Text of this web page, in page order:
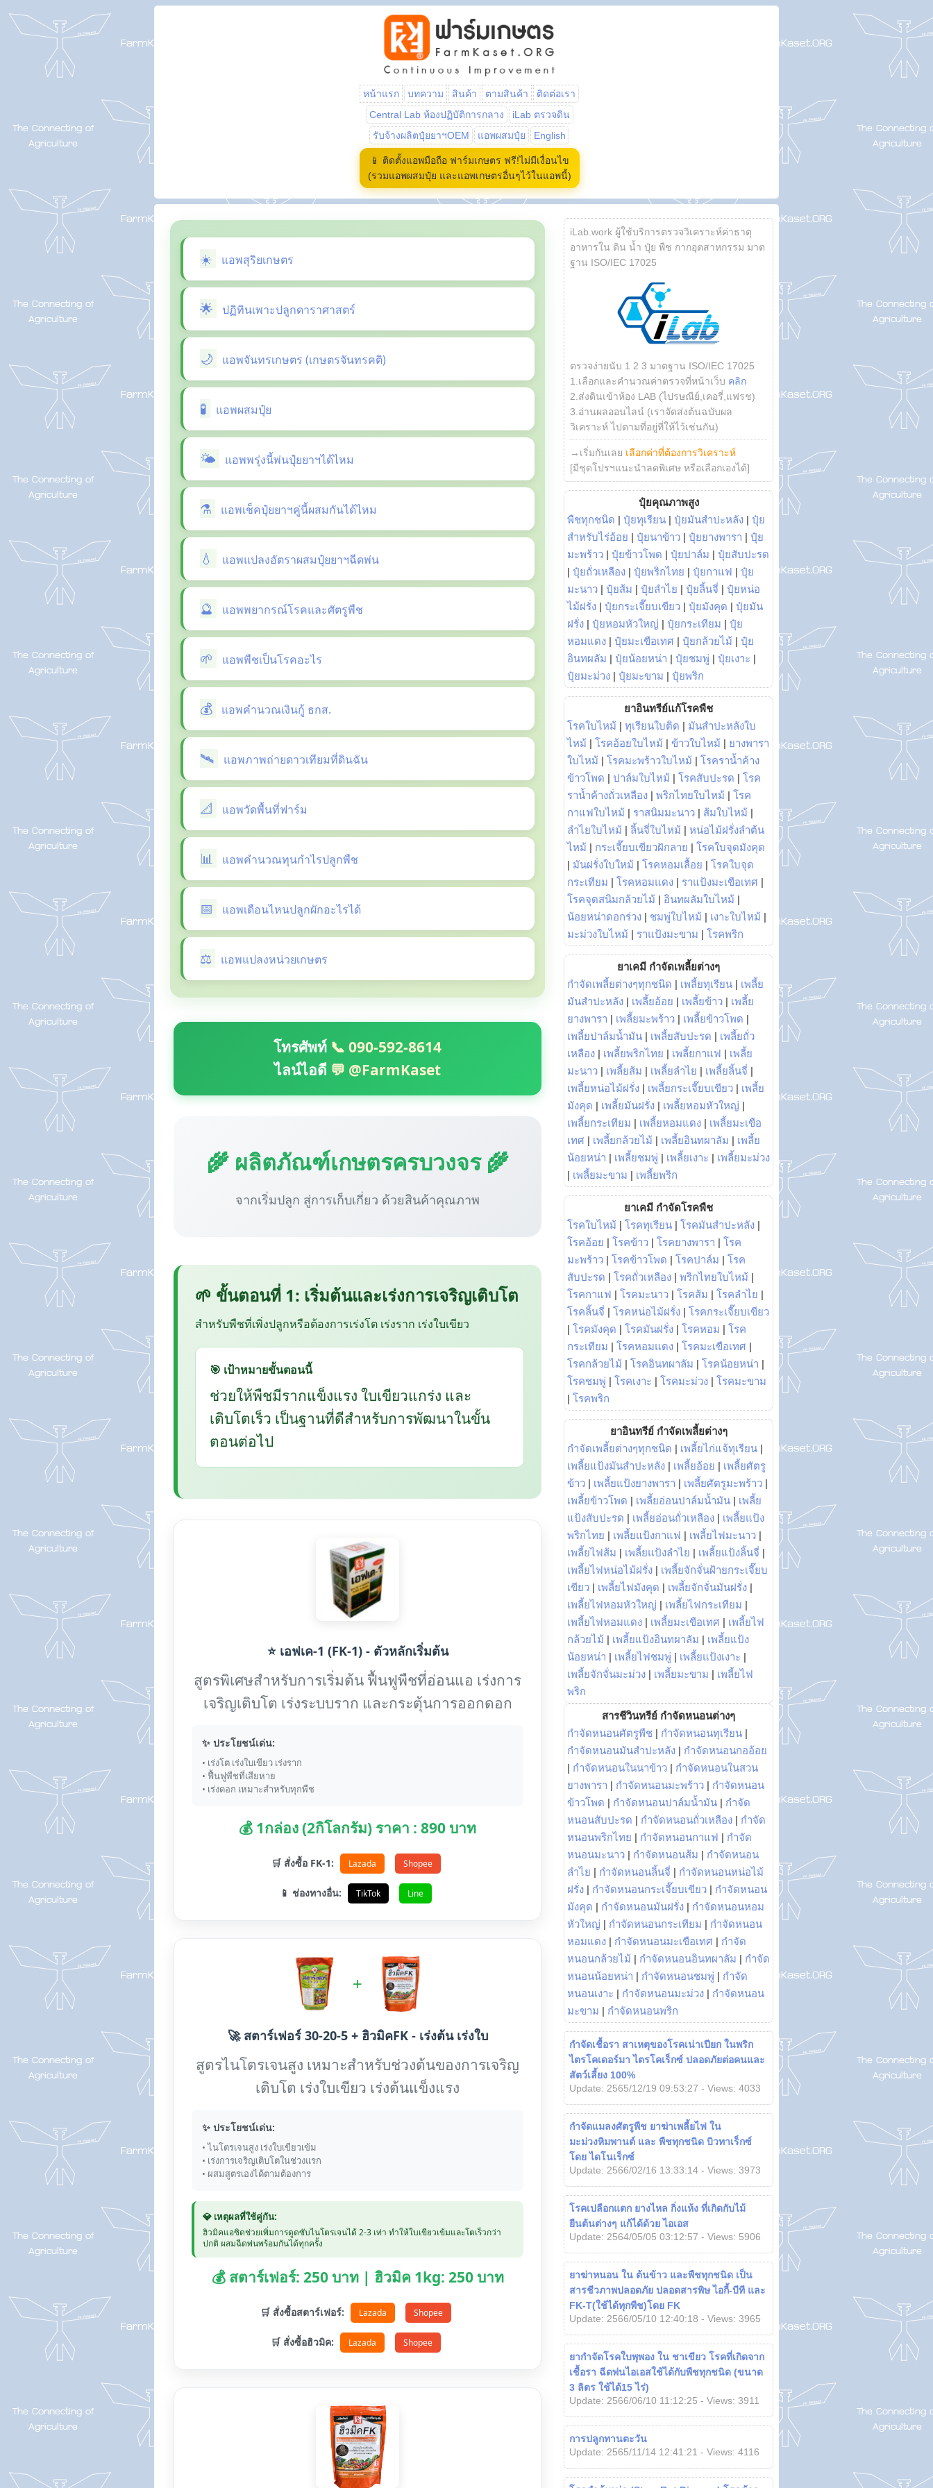
หน้าแรก บทความ สินค้า ตามสินค้า
ติดต่อเรา
Central Lab ห้องปฏิบัติการกลาง
iLab ตรวจดิน
รับจ้างผลิตปุ๋ยยาฯOEM
แอพผสมปุ๋ย English
📱 ติดตั้งแอพมือถือ ฟาร์มเกษตร ฟรี!ไม่มีเงื่อนไข
(รวมแอพผสมปุ๋ย และแอพเกษตรอื่นๆไว้ในแอพนี้)
แอพสุริยเกษตร
ปฏิทินเพาะปลูกดาราศาสตร์
แอพจันทรเกษตร (เกษตรจันทรคติ)
แอพผสมปุ๋ย
แอพพรุ่งนี้พ่นปุ๋ยยาฯได้ไหม
แอพเช็คปุ๋ยยาฯคู่นี้ผสมกันได้ไหม
แอพแปลงอัตราผสมปุ๋ยยาฯฉีดพ่น
แอพพยากรณ์โรคและศัตรูพืช
แอพพืชเป็นโรคอะไร
แอพคำนวณเงินกู้ ธกส.
แอพภาพถ่ายดาวเทียมที่ดินฉัน
แอพวัดพื้นที่ฟาร์ม
แอพคำนวณทุนกำไรปลูกพืช
แอพเดือนไหนปลูกผักอะไรได้
แอพแปลงหน่วยเกษตร
โทรศัพท์ 📞 090-592-8614
ไลน์ไอดี 💬 @FarmKaset
🌾 ผลิตภัณฑ์เกษตรครบวงจร 🌾
จากเริ่มปลูก สู่การเก็บเกี่ยว ด้วยสินค้าคุณภาพ
🌱 ขั้นตอนที่ 1: เริ่มต้นและเร่งการเจริญเติบโต
สำหรับพืชที่เพิ่งปลูกหรือต้องการเร่งโต เร่งราก เร่งใบเขียว
🎯 เป้าหมายขั้นตอนนี้
ช่วยให้พืชมีรากแข็งแรง ใบเขียวแกร่ง และ
เติบโตเร็ว เป็นฐานที่ดีสำหรับการพัฒนาในขั้น
ตอนต่อไป
⭐ เอฟเค-1 (FK-1) - ตัวหลักเริ่มต้น
สูตรพิเศษสำหรับการเริ่มต้น ฟื้นฟูพืชที่อ่อนแอ เร่งการ
เจริญเติบโต เร่งระบบราก และกระตุ้นการออกดอก
✨ ประโยชน์เด่น:
• เร่งโต เร่งใบเขียว เร่งราก
• ฟื้นฟูพืชที่เสียหาย
• เร่งดอก เหมาะสำหรับทุกพืช
💰 1กล่อง (2กิโลกรัม) ราคา : 890 บาท
🛒 สั่งซื้อ FK-1: Lazada Shopee
📱 ช่องทางอื่น: TikTok Line
+
🚀 สตาร์เฟอร์ 30-20-5 + ฮิวมิคFK - เร่งต้น เร่งใบ
สูตรไนโตรเจนสูง เหมาะสำหรับช่วงต้นของการเจริญ
เติบโต เร่งใบเขียว เร่งต้นแข็งแรง
✨ ประโยชน์เด่น:
• ไนโตรเจนสูง เร่งใบเขียวเข้ม
• เร่งการเจริญเติบโตในช่วงแรก
• ผสมสูตรเองได้ตามต้องการ
💎 เหตุผลที่ใช้คู่กัน:
ฮิวมิคแอซิดช่วยเพิ่มการดูดซับไนโตรเจนได้ 2-3 เท่า ทำให้ใบเขียวเข้มและโตเร็วกว่า
ปกติ ผสมฉีดพ่นพร้อมกันได้ทุกครั้ง
💰 สตาร์เฟอร์: 250 บาท | ฮิวมิค 1kg: 250 บาท
🛒 สั่งซื้อสตาร์เฟอร์: Lazada Shopee
🛒 สั่งซื้อฮิวมิค: Lazada Shopee
iLab.work ผู้ใช้บริการตรวจวิเคราะห์ค่าธาตุ
อาหารใน ดิน น้ำ ปุ๋ย พืช กากอุตสาหกรรม มาต
ฐาน ISO/IEC 17025
ตรวจง่ายนับ 1 2 3 มาตฐาน ISO/IEC 17025
1.เลือกและคำนวณค่าตรวจที่หน้าเว็บ คลิก
2.ส่งดินเข้าห้อง LAB (ไปรษณีย์,เคอรี่,แฟรช)
3.อ่านผลออนไลน์ (เราจัดส่งต้นฉบับผล
วิเคราะห์ ไปตามที่อยู่ที่ให้ไว้เช่นกัน)
→เริ่มกันเลย เลือกค่าที่ต้องการวิเคราะห์
[มีชุดโปรฯแนะนำลดพิเศษ หรือเลือกเองได้]
ปุ๋ยคุณภาพสูง
พืชทุกชนิด | ปุ๋ยทุเรียน | ปุ๋ยมันสำปะหลัง | ปุ๋ย
สำหรับไร่อ้อย | ปุ๋ยนาข้าว | ปุ๋ยยางพารา | ปุ๋ย
มะพร้าว | ปุ๋ยข้าวโพด | ปุ๋ยปาล์ม | ปุ๋ยสับปะรด
| ปุ๋ยถั่วเหลือง | ปุ๋ยพริกไทย | ปุ๋ยกาแฟ | ปุ๋ย
มะนาว | ปุ๋ยส้ม | ปุ๋ยลำไย | ปุ๋ยลิ้นจี่ | ปุ๋ยหน่อ
ไม้ฝรั่ง | ปุ๋ยกระเจี๊ยบเขียว | ปุ๋ยมังคุด | ปุ๋ยมัน
ฝรั่ง | ปุ๋ยหอมหัวใหญ่ | ปุ๋ยกระเทียม | ปุ๋ย
หอมแดง | ปุ๋ยมะเขือเทศ | ปุ๋ยกล้วยไม้ | ปุ๋ย
อินทผลัม | ปุ๋ยน้อยหน่า | ปุ๋ยชมพู่ | ปุ๋ยเงาะ |
ปุ๋ยมะม่วง | ปุ๋ยมะขาม | ปุ๋ยพริก
ยาอินทรีย์แก้โรคพืช
โรคใบไหม้ | ทุเรียนใบติด | มันสำปะหลังใบ
ไหม้ | โรคอ้อยใบไหม้ | ข้าวใบไหม้ | ยางพารา
ใบไหม้ | โรคมะพร้าวใบไหม้ | โรคราน้ำค้าง
ข้าวโพด | ปาล์มใบไหม้ | โรคสับปะรด | โรค
ราน้ำค้างถั่วเหลือง | พริกไทยใบไหม้ | โรค
กาแฟใบไหม้ | ราสนิมมะนาว | ส้มใบไหม้ |
ลำไยใบไหม้ | ลิ้นจี่ใบไหม้ | หน่อไม้ฝรั่งลำต้น
ไหม้ | กระเจี๊ยบเขียวฝักลาย | โรคใบจุดมังคุด
| มันฝรั่งใบใหม้ | โรคหอมเลื้อย | โรคใบจุด
กระเทียม | โรคหอมแดง | ราแป้งมะเขือเทศ |
โรคจุดสนิมกล้วยไม้ | อินทผลัมใบไหม้ |
น้อยหน่าดอกร่วง | ชมพู่ใบไหม้ | เงาะใบไหม้ |
มะม่วงใบไหม้ | ราแป้งมะขาม | โรคพริก
ยาเคมี กำจัดเพลี้ยต่างๆ
กำจัดเพลี้ยต่างๆทุกชนิด | เพลี้ยทุเรียน | เพลี้ย
มันสำปะหลัง | เพลี้ยอ้อย | เพลี้ยข้าว | เพลี้ย
ยางพารา | เพลี้ยมะพร้าว | เพลี้ยข้าวโพด |
เพลี้ยปาล์มน้ำมัน | เพลี้ยสับปะรด | เพลี้ยถั่ว
เหลือง | เพลี้ยพริกไทย | เพลี้ยกาแฟ | เพลี้ย
มะนาว | เพลี้ยส้ม | เพลี้ยลำไย | เพลี้ยลิ้นจี่ |
เพลี้ยหน่อไม้ฝรั่ง | เพลี้ยกระเจี๊ยบเขียว | เพลี้ย
มังคุด | เพลี้ยมันฝรั่ง | เพลี้ยหอมหัวใหญ่ |
เพลี้ยกระเทียม | เพลี้ยหอมแดง | เพลี้ยมะเขือ
เทศ | เพลี้ยกล้วยไม้ | เพลี้ยอินทผาลัม | เพลี้ย
น้อยหน่า | เพลี้ยชมพู่ | เพลี้ยเงาะ | เพลี้ยมะม่วง
| เพลี้ยมะขาม | เพลี้ยพริก
ยาเคมี กำจัดโรคพืช
โรคใบไหม้ | โรคทุเรียน | โรคมันสำปะหลัง |
โรคอ้อย | โรคข้าว | โรคยางพารา | โรค
มะพร้าว | โรคข้าวโพด | โรคปาล์ม | โรค
สับปะรด | โรคถั่วเหลือง | พริกไทยใบไหม้ |
โรคกาแฟ | โรคมะนาว | โรคส้ม | โรคลำไย |
โรคลิ้นจี่ | โรคหน่อไม้ฝรั่ง | โรคกระเจี๊ยบเขียว
| โรคมังคุด | โรคมันฝรั่ง | โรคหอม | โรค
กระเทียม | โรคหอมแดง | โรคมะเขือเทศ |
โรคกล้วยไม้ | โรคอินทผาลัม | โรคน้อยหน่า |
โรคชมพู่ | โรคเงาะ | โรคมะม่วง | โรคมะขาม
| โรคพริก
ยาอินทรีย์ กำจัดเพลี้ยต่างๆ
กำจัดเพลี้ยต่างๆทุกชนิด | เพลี้ยไก่แจ้ทุเรียน |
เพลี้ยแป้งมันสำปะหลัง | เพลี้ยอ้อย | เพลี้ยศัตรู
ข้าว | เพลี้ยแป้งยางพารา | เพลี้ยศัตรูมะพร้าว |
เพลี้ยข้าวโพด | เพลี้ยอ่อนปาล์มน้ำมัน | เพลี้ย
แป้งสับปะรด | เพลี้ยอ่อนถั่วเหลือง | เพลี้ยแป้ง
พริกไทย | เพลี้ยแป้งกาแฟ | เพลี้ยไฟมะนาว |
เพลี้ยไฟส้ม | เพลี้ยแป้งลำไย | เพลี้ยแป้งลิ้นจี่ |
เพลี้ยไฟหน่อไม้ฝรั่ง | เพลี้ยจักจั่นฝ้ายกระเจี๊ยบ
เขียว | เพลี้ยไฟมังคุด | เพลี้ยจักจั่นมันฝรั่ง |
เพลี้ยไฟหอมหัวใหญ่ | เพลี้ยไฟกระเทียม |
เพลี้ยไฟหอมแดง | เพลี้ยมะเขือเทศ | เพลี้ยไฟ
กล้วยไม้ | เพลี้ยแป้งอินทผาลัม | เพลี้ยแป้ง
น้อยหน่า | เพลี้ยไฟชมพู่ | เพลี้ยแป้งเงาะ |
เพลี้ยจักจั่นมะม่วง | เพลี้ยมะขาม | เพลี้ยไฟ
พริก
สารชีวินทรีย์ กำจัดหนอนต่างๆ
กำจัดหนอนศัตรูพืช | กำจัดหนอนทุเรียน |
กำจัดหนอนมันสำปะหลัง | กำจัดหนอนกออ้อย
| กำจัดหนอนในนาข้าว | กำจัดหนอนในสวน
ยางพารา | กำจัดหนอนมะพร้าว | กำจัดหนอน
ข้าวโพด | กำจัดหนอนปาล์มน้ำมัน | กำจัด
หนอนสับปะรด | กำจัดหนอนถั่วเหลือง | กำจัด
หนอนพริกไทย | กำจัดหนอนกาแฟ | กำจัด
หนอนมะนาว | กำจัดหนอนส้ม | กำจัดหนอน
ลำไย | กำจัดหนอนลิ้นจี่ | กำจัดหนอนหน่อไม้
ฝรั่ง | กำจัดหนอนกระเจี๊ยบเขียว | กำจัดหนอน
มังคุด | กำจัดหนอนมันฝรั่ง | กำจัดหนอนหอม
หัวใหญ่ | กำจัดหนอนกระเทียม | กำจัดหนอน
หอมแดง | กำจัดหนอนมะเขือเทศ | กำจัด
หนอนกล้วยไม้ | กำจัดหนอนอินทผาลัม | กำจัด
หนอนน้อยหน่า | กำจัดหนอนชมพู่ | กำจัด
หนอนเงาะ | กำจัดหนอนมะม่วง | กำจัดหนอน
มะขาม | กำจัดหนอนพริก
กำจัดเชื้อรา สาเหตุของโรคเน่าเปียก ในพริก
ไตรโคเดอร์มา ไตรโคเร็กซ์ ปลอดภัยต่อคนและ
สัตว์เลี้ยง 100%
Update: 2565/12/19 09:53:27 - Views: 4033
กำจัดแมลงศัตรูพืช ยาฆ่าเพลี้ยไฟ ใน
มะม่วงหิมพานต์ และ พืชทุกชนิด บิวทาเร็กซ์
โดย ไดโนเร็กซ์
Update: 2566/02/16 13:33:14 - Views: 3973
โรคเปลือกแตก ยางไหล กิ่งแห้ง ที่เกิดกับไม้
ยืนต้นต่างๆ แก้ได้ด้วย ไอเอส
Update: 2564/05/05 03:12:57 - Views: 5906
ยาฆ่าหนอน ใน ต้นข้าว และพืชทุกชนิด เป็น
สารชีวภาพปลอดภัย ปลอดสารพิษ ไอกี้-บีที และ
FK-T(ใช้ได้ทุกพืช)โดย FK
Update: 2566/05/10 12:40:18 - Views: 3965
ยากำจัดโรคใบพุพอง ใน ชาเขียว โรคที่เกิดจาก
เชื้อรา ฉีดพ่นไอเอสใช้ได้กับพืชทุกชนิด (ขนาด
3 ลิตร ใช้ได้15 ไร่)
Update: 2566/06/10 11:12:25 - Views: 3911
การปลูกทานตะวัน
Update: 2565/11/14 12:41:21 - Views: 4116